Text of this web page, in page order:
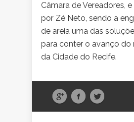
Câmara de Vereadores,
por Zé Neto, sendo a
de areia uma das
para conter o avanço do
da Cidade do Recife.